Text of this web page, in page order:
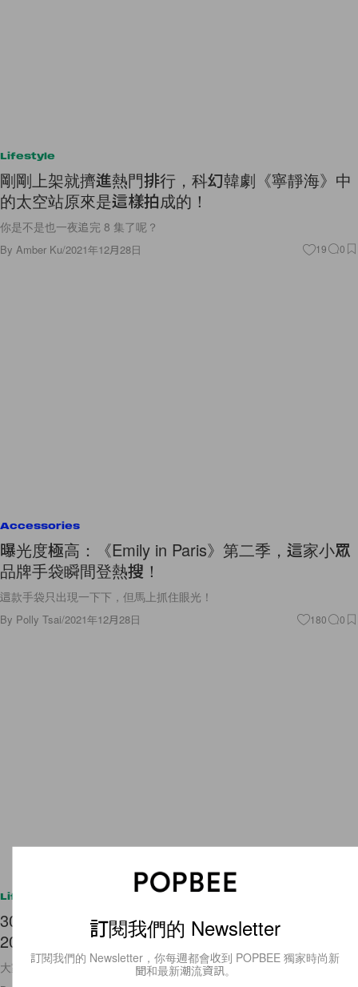
Lifestyle
剛剛上架就擠進熱門排行，科幻韓劇《寧靜海》中
的太空站原來是這樣拍成的！
你是不是也一夜追完 8 集了呢？
By Amber Ku/2021年12月28日 19 0
Accessories
曝光度極高：《Emily in Paris》第二季，這家小眾
品牌手袋瞬間登熱搜！
這款手袋只出現一下下，但馬上抓住眼光！
By Polly Tsai/2021年12月28日 180 0
Lifestyle
30 億次下載，甚至超越 Google：Tik Tok 拿下
2021 流量榜首！
大家每天都花多少時間看 Tik Tok 呢？
訂閱我們的 Newsletter
訂閱我們的 Newsletter，你每週都會收到 POPBEE 獨家時尚新
聞和最新潮流資訊。